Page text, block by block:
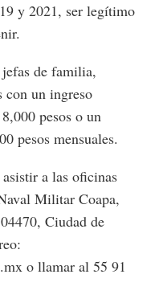
y 2021, ser legítimo
de familia,
con un ingreso
pesos o un
pesos mensuales.
a las oficinas
Militar Coapa,
Ciudad de
o llamar al 55 91